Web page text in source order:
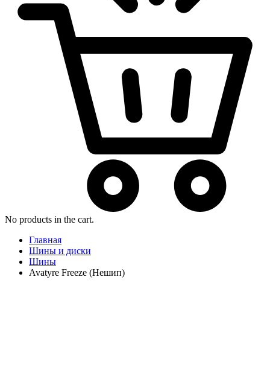
No products in the cart.
Главная
Шины и диски
Шины
Avatyre Freeze (Нешип)